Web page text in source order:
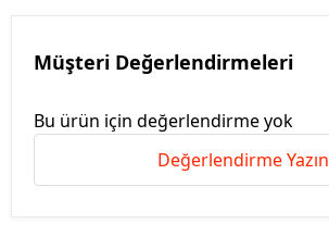
Müşteri Değerlendirmeleri
Bu ürün için değerlendirme yok
Değerlendirme Yazın